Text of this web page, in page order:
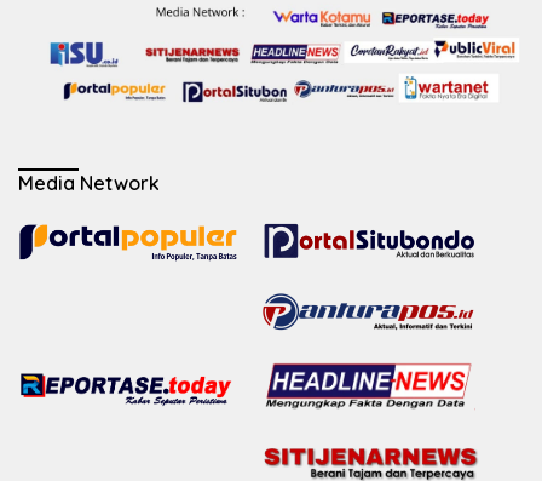
Media Network